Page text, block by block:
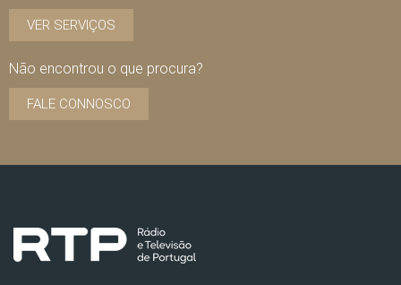
VER SERVIÇOS
Não encontrou o que procura?
FALE CONNOSCO